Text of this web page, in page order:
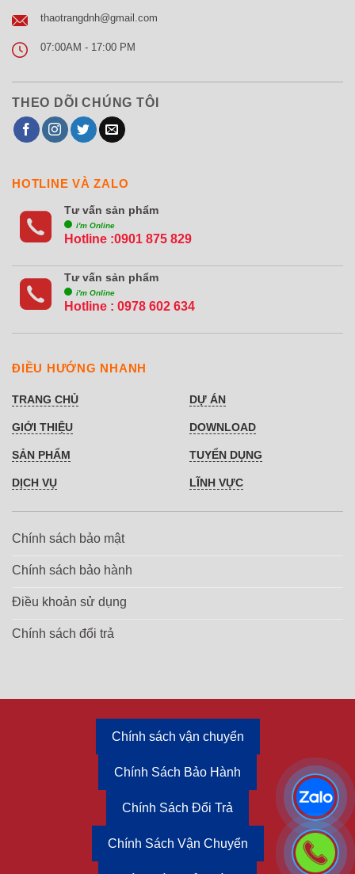
thaotrangdnh@gmail.com
07:00AM - 17:00 PM
THEO DÕI CHÚNG TÔI
HOTLINE VÀ ZALO
Tư vấn sản phẩm
i'm Online
Hotline :0901 875 829
Tư vấn sản phẩm
i'm Online
Hotline : 0978 602 634
ĐIỀU HƯỚNG NHANH
TRANG CHỦ
GIỚI THIỆU
SẢN PHẨM
DỊCH VỤ
DỰ ÁN
DOWNLOAD
TUYỂN DỤNG
LĨNH VỰC
Chính sách bảo mật
Chính sách bảo hành
Điều khoản sử dụng
Chính sách đổi trả
Chính sách vận chuyển
Chính Sách Bảo Hành
Chính Sách Đổi Trả
Chính Sách Vận Chuyển